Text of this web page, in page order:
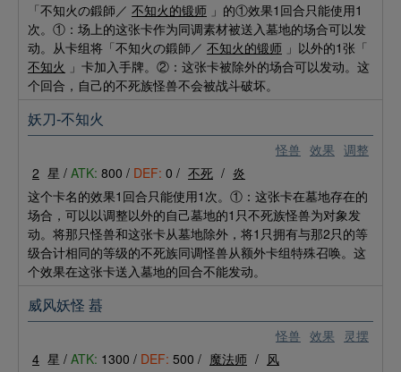
「不知火の鍛師／ 不知火的锻师 」的①效果1回合只能使用1
次。①：场上的这张卡作为同调素材被送入墓地的场合可以发
动。从卡组将「不知火の鍛師／ 不知火的锻师 」以外的1张「
不知火 」卡加入手牌。②：这张卡被除外的场合可以发动。这
个回合，自己的不死族怪兽不会被战斗破坏。
怪兽 效果 调整
妖刀-不知火
2 星 / ATK: 800 / DEF: 0 / 不死 / 炎
这个卡名的效果1回合只能使用1次。①：这张卡在墓地存在的
场合，可以以调整以外的自己墓地的1只不死族怪兽为对象发
动。将那只怪兽和这张卡从墓地除外，将1只拥有与那2只的等
级合计相同的等级的不死族同调怪兽从额外卡组特殊召唤。这
个效果在这张卡送入墓地的回合不能发动。
怪兽 效果 灵摆
威风妖怪 蟇
4 星 / ATK: 1300 / DEF: 500 / 魔法师 / 风